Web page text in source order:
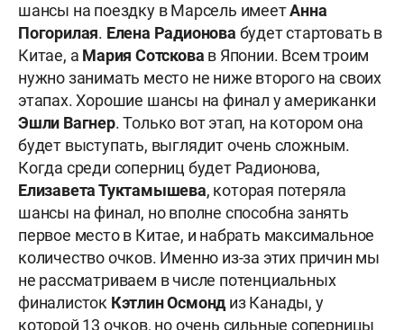
шансы на поездку в Марсель имеетАнна
Погорилая. Елена Радионова будет стартовать в
Китае, а Мария Сотскова в Японии. Всем троим
нужно занимать место не ниже второго на своих
этапах. Хорошие шансы на финал у американки
Эшли Вагнер. Только вот этап, на котором она
будет выступать, выглядит очень сложным.
Когда среди соперниц будет Радионова,
Елизавета Туктамышева, которая потеряла
шансы на финал, но вполне способна занять
первое место в Китае, и набрать максимальное
количество очков. Именно из-за этих причин мы
не рассматриваем в числе потенциальных
финалисток Кэтлин Осмонд из Канады, у
которой 13 очков, но очень сильные соперницы